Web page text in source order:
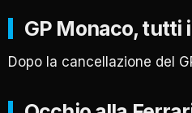
GP Monaco, tutti
Dopo la cancellazione del